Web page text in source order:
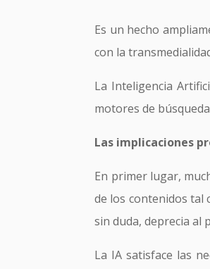
Es un hecho
con la
La Inteligencia
motores de
Las implicaciones
En primer lugar,
de los contenidos tal
sin duda, deprecia al
La IA satisface las